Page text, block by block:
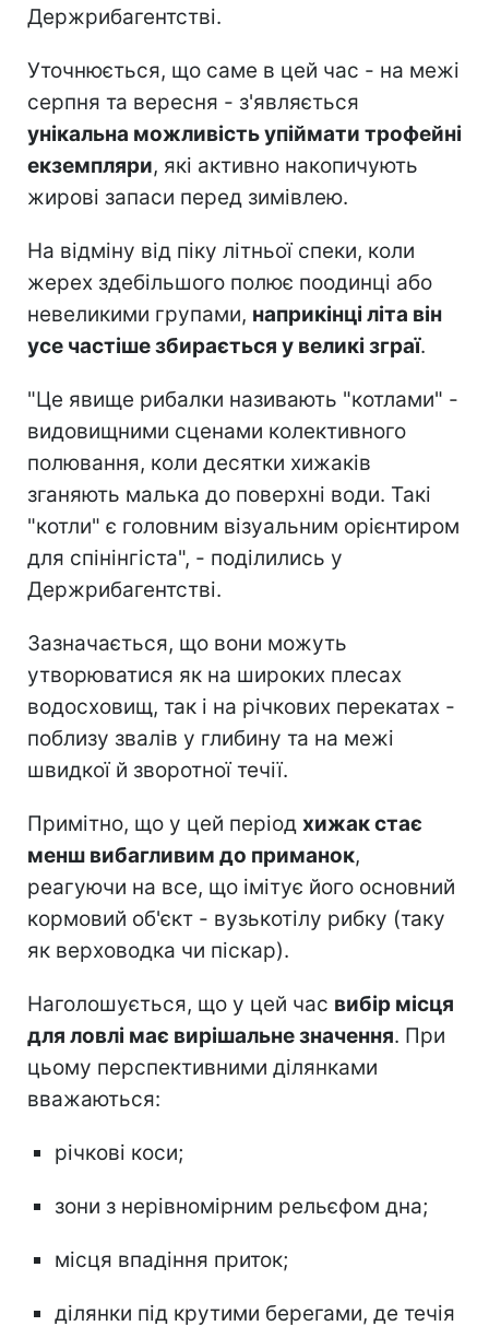
Держрибагентстві.
Уточнюється, що саме в цей час - на межі
серпня та вересня - з'являється
унікальна можливість упіймати трофейні
екземпляри, які активно накопичують
жирові запаси перед зимівлею.
На відміну від піку літньої спеки, коли
жерех здебільшого полює поодинці або
невеликими групами, наприкінці літа він
усе частіше збирається у великі зграї.
"Це явище рибалки називають "котлами" -
видовищними сценами колективного
полювання, коли десятки хижаків
зганяють малька до поверхні води. Такі
"котли" є головним візуальним орієнтиром
для спінінгіста", - поділились у
Держрибагентстві.
Зазначається, що вони можуть
утворюватися як на широких плесах
водосховищ, так і на річкових перекатах -
поблизу звалів у глибину та на межі
швидкої й зворотної течії.
Примітно, що у цей період хижак стає
менш вибагливим до приманок,
реагуючи на все, що імітує його основний
кормовий об'єкт - вузькотілу рибку (таку
як верховодка чи піскар).
Наголошується, що у цей час вибір місця
для ловлі має вирішальне значення. При
цьому перспективними ділянками
вважаються:
річкові коси;
зони з нерівномірним рельєфом дна;
місця впадіння приток;
ділянки під крутими берегами, де течія